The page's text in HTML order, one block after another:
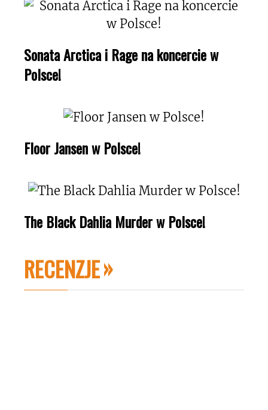
Sonata Arctica i Rage na koncercie w
Polsce!
Floor Jansen w Polsce!
The Black Dahlia Murder w Polsce!
RECENZJE